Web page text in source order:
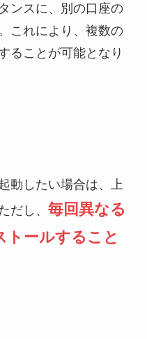
ンスに、別の口座の
これにより、複数の
ることが可能となり
動したい場合は、上
だし、 毎回異なる
トールすること